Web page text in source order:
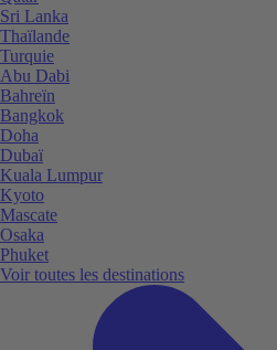
Sri Lanka
Thaïlande
Turquie
Abu Dabi
Bahreïn
Bangkok
Doha
Dubaï
Kuala Lumpur
Kyoto
Mascate
Osaka
Phuket
Voir toutes les destinations